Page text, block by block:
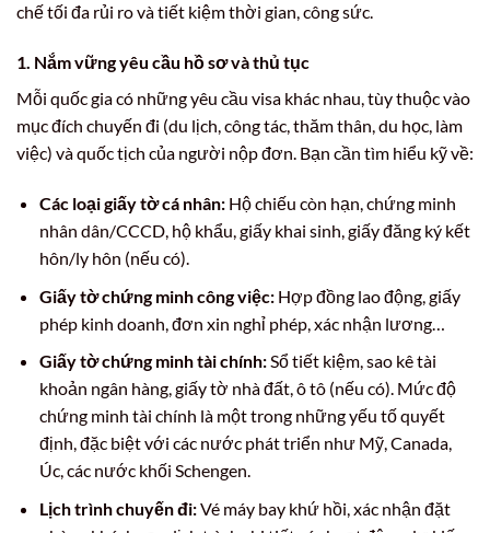
chế tối đa rủi ro và tiết kiệm thời gian, công sức.
1. Nắm vững yêu cầu hồ sơ và thủ tục
Mỗi quốc gia có những yêu cầu visa khác nhau, tùy thuộc vào
mục đích chuyến đi (du lịch, công tác, thăm thân, du học, làm
việc) và quốc tịch của người nộp đơn. Bạn cần tìm hiểu kỹ về:
Các loại giấy tờ cá nhân:Hộ chiếu còn hạn, chứng minh
nhân dân/CCCD, hộ khẩu, giấy khai sinh, giấy đăng ký kết
hôn/ly hôn (nếu có).
Giấy tờ chứng minh công việc:Hợp đồng lao động, giấy
phép kinh doanh, đơn xin nghỉ phép, xác nhận lương…
Giấy tờ chứng minh tài chính:Sổ tiết kiệm, sao kê tài
khoản ngân hàng, giấy tờ nhà đất, ô tô (nếu có). Mức độ
chứng minh tài chính là một trong những yếu tố quyết
định, đặc biệt với các nước phát triển như Mỹ, Canada,
Úc, các nước khối Schengen.
Lịch trình chuyến đi:Vé máy bay khứ hồi, xác nhận đặt